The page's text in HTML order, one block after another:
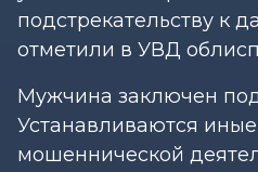
подстрекательству к
отметили в УВД
Мужчина заключен
Устанавливаются
мошеннической